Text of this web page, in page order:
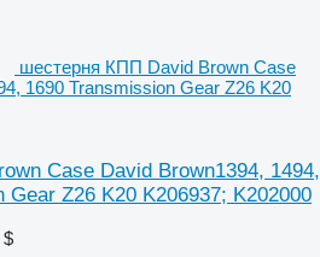
шестерня КПП David Brown Case
1690 Transmission Gear Z26 K20
Case David Brown1394, 1494,
Gear Z26 K20 K206937; K202000
$